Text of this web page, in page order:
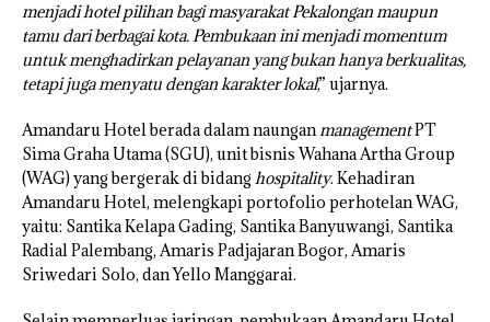
menjadi hotel pilihan bagi masyarakat Pekalongan maupun
tamu dari berbagai kota. Pembukaan ini menjadi momentum
untuk menghadirkan pelayanan yang bukan hanya berkualitas,
tetapi juga menyatu dengan karakter lokal,” ujarnya.
Amandaru Hotel berada dalam naunganmanagementPT
Sima Graha Utama (SGU), unit bisnis Wahana Artha Group
(WAG) yang bergerak di bidanghospitality. Kehadiran
Amandaru Hotel, melengkapi portofolio perhotelan WAG,
yaitu: Santika Kelapa Gading, Santika Banyuwangi, Santika
Radial Palembang, Amaris Padjajaran Bogor, Amaris
Sriwedari Solo, dan Yello Manggarai.